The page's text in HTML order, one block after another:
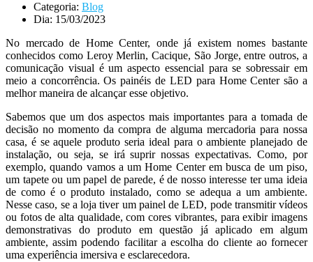
Categoria: Blog
Dia: 15/03/2023
No mercado de Home Center, onde já existem nomes bastante
conhecidos como Leroy Merlin, Cacique, São Jorge, entre outros, a
comunicação visual é um aspecto essencial para se sobressair em
meio a concorrência. Os painéis de LED para Home Center são a
melhor maneira de alcançar esse objetivo.
Sabemos que um dos aspectos mais importantes para a tomada de
decisão no momento da compra de alguma mercadoria para nossa
casa, é se aquele produto seria ideal para o ambiente planejado de
instalação, ou seja, se irá suprir nossas expectativas. Como, por
exemplo, quando vamos a um Home Center em busca de um piso,
um tapete ou um papel de parede, é de nosso interesse ter uma ideia
de como é o produto instalado, como se adequa a um ambiente.
Nesse caso, se a loja tiver um painel de LED, pode transmitir vídeos
ou fotos de alta qualidade, com cores vibrantes, para exibir imagens
demonstrativas do produto em questão já aplicado em algum
ambiente, assim podendo facilitar a escolha do cliente ao fornecer
uma experiência imersiva e esclarecedora.